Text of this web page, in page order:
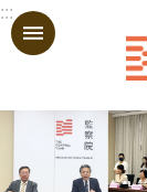
跳到主要內容區塊
:::